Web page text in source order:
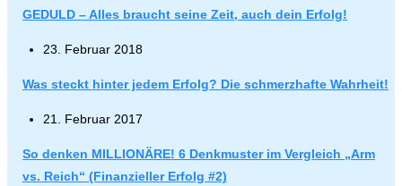
GEDULD – Alles braucht seine Zeit, auch dein Erfolg!
23. Februar 2018
Was steckt hinter jedem Erfolg? Die schmerzhafte Wahrheit!
21. Februar 2017
So denken MILLIONÄRE! 6 Denkmuster im Vergleich „Arm
vs. Reich“ (Finanzieller Erfolg #2)